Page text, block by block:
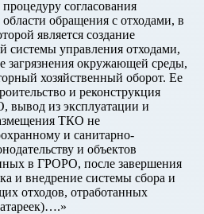
согласования
обращения с отходами, в
является создание
системы управления отходами,
загрязнения окружающей среды,
хозяйственный оборот. Ее
и реконструкция
вывод из эксплуатации и
ТКО не
и санитарно-
и объектов
в ГРОРО, после завершения
и внедрение системы сбора и
отходов, отработанных